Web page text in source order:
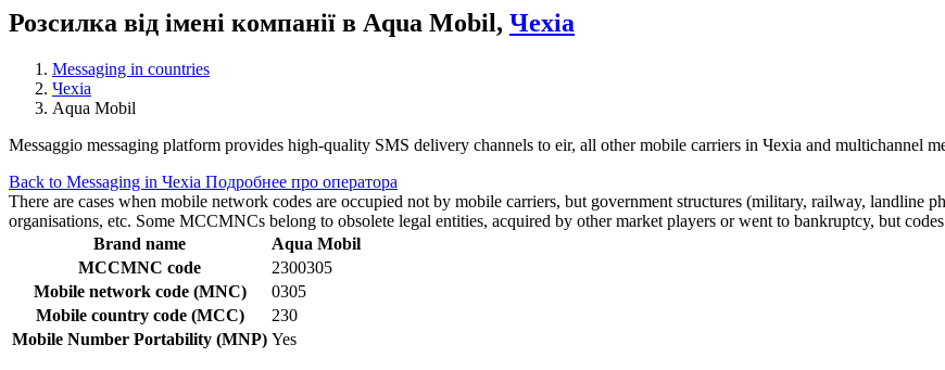
Розсилка від імені компанії в Aqua Mobil, Чехіа
Messaging in countries
Чехіа
Aqua Mobil
Messaggio messaging platform provides high-quality SMS delivery channels to eir, all other mobile carriers in Чехіа and multichannel
Back to Messaging in Чехіа Подробнее про оператора
There are cases when mobile network codes are occupied not by mobile carriers, but government structures (military, railway, landline
organisations, etc. Some MCCMNCs belong to obsolete legal entities, acquired by other market players or went to bankruptcy, but
Brand name
Aqua Mobil
MCCMNC code
2300305
Mobile network code (MNC)
0305
Mobile country code (MCC)
230
Mobile Number Portability (MNP) Yes